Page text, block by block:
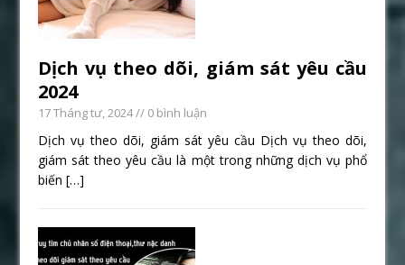
Dịch vụ theo dõi, giám sát yêu cầu
2024
17 Tháng tư, 2024// 0 bình luận
Dịch vụ theo dõi, giám sát yêu cầu Dịch vụ theo dõi,
giám sát theo yêu cầu là một trong những dịch vụ phổ
biến[…]